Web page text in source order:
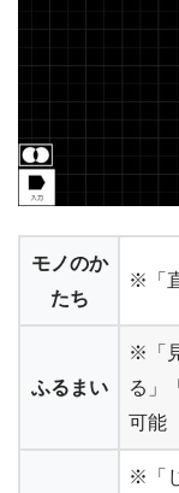
モノのか
たち
※「
ふるまい
※「
る」
可能
※「